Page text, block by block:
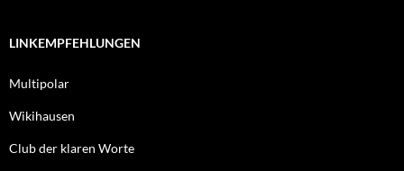
e
a
h
LINKEMPFEHLUNGEN
Multipolar
Wikihausen
Club der klaren Worte